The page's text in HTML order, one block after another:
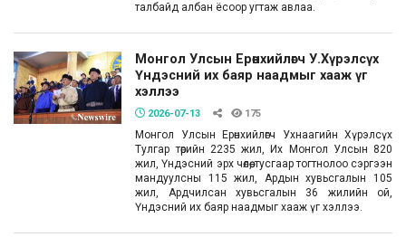
талбайд албан ёсоор угтаж авлаа.
Монгол Улсын Ерөнхийлөгч У.Хүрэлсүх
Үндэсний их баяр наадмыг хааж үг
хэллээ
2026-07-13 175
Монгол Улсын Ерөнхийлөгч Ухнаагийн Хүрэлсүх
Тулгар төрийн 2235 жил, Их Монгол Улсын 820
жил, Үндэсний эрх чөлөө, тусгаар тогтнолоо сэргээн
мандуулсны 115 жил, Ардын хувьсгалын 105
жил, Ардчилсан хувьсгалын 36 жилийн ой,
Үндэсний их баяр наадмыг хааж үг хэллээ.